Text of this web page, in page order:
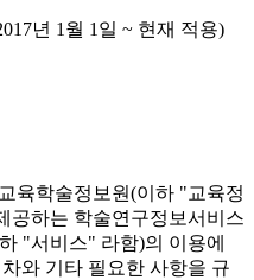
년 1월 1일 ~ 현재 적용)
육학술정보원(이하 "교육정
공하는 학술연구정보서비스
"서비스" 라함)의 이용에
와 기타 필요한 사항을 규